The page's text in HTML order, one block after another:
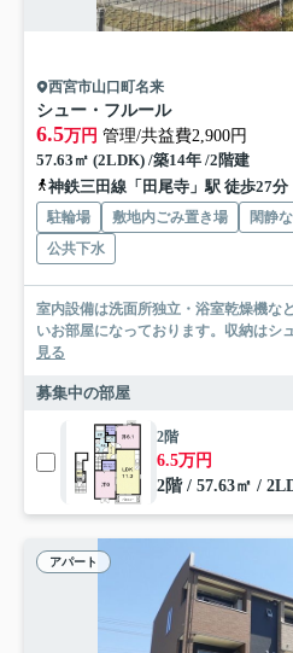
西宮市山口町名来
シュー・フルール
6.5万円 管理/共益費2,900円
57.63㎡ (2LDK) /築14年 /2階建
神鉄三田線「田尾寺」駅 徒歩27分
駐輪場 敷地内ごみ置き場 閑静
公共下水
室内設備は洗面所独立・浴室乾燥機な
いお部屋になっております。収納はシ
見る
募集中の部屋
2階
6.5万円
2階 / 57.63㎡ /
アパート